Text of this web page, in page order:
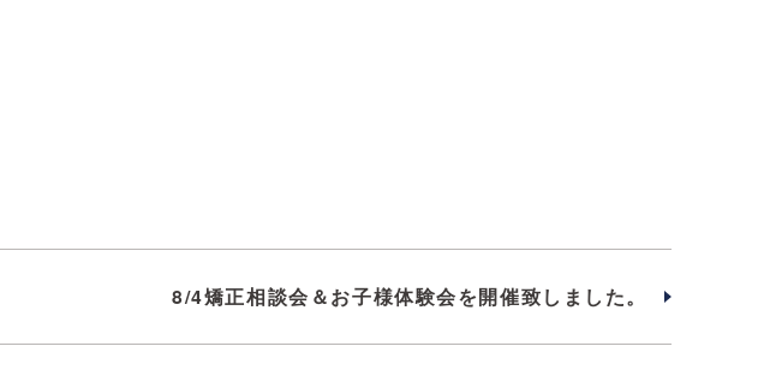
8/4矯正相談会＆お子様体験会を開催致しました。